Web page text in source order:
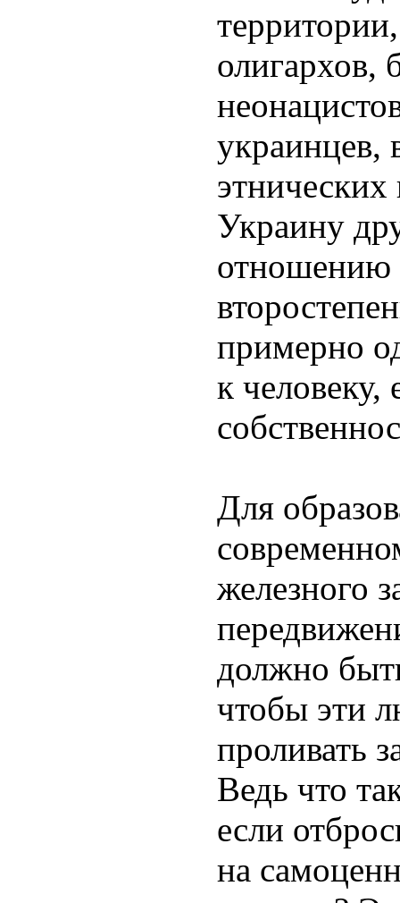
олигархов,
украинцев,
Украину
отношению
примерно
к человеку,
Для
железного
должно
чтобы эти
проливать
Ведь что
если
на